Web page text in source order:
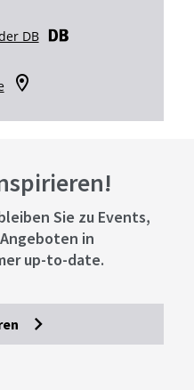
DB
Sie zu Events,
in
up-to-date.